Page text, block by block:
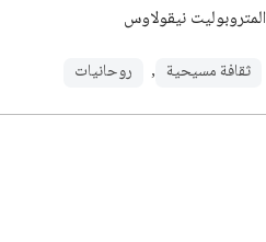
المتروبوليت نيقولاوس
ثقافة مسيحية , روحانيات